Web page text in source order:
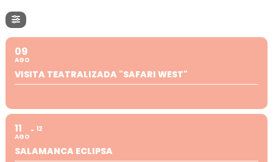
09
AGO
VISITA TEATRALIZADA "SAFARI WEST"
11
AGO
12
SALAMANCA ECLIPSA